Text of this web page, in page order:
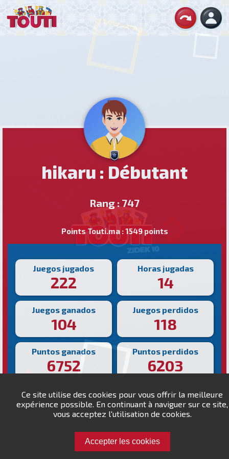
Ce site utilise des cookies pour vous offrir la meilleure
expérience possible. En continuant à naviguer sur ce site,
vous acceptez l'utilisation de cookies.
Accepter les cookies
hikaru : Débutant
Rang : 747
Points Touti.ma : 1549 points
Juegos jugados
222
Horas jugadas
14
Juegos ganados
104
Juegos perdidos
118
Puntos ganados
6752
Puntos perdidos
6203
Victoria más rápida
149s
Victoria más lenta
492s
Desafía a hikaru!